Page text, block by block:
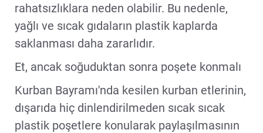
rahatsızlıklara neden olabilir. Bu nedenle,
yağlı ve sıcak gıdaların plastik kaplarda
saklanması daha zararlıdır.
Et, ancak soğuduktan sonra poşete konmalı
Kurban Bayramı'nda kesilen kurban etlerinin,
dışarıda hiç dinlendirilmeden sıcak sıcak
plastik poşetlere konularak paylaşılmasının